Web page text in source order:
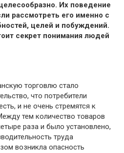
Их поведение
рассмотреть его именно с
целей и побуждений.
секрет понимания людей
торговлю стало
что потребители
и не очень стремятся к
тем количество товаров
раза и было установлено,
труда
возникла опасность